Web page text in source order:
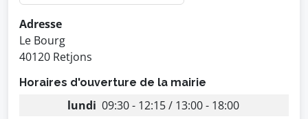
Adresse
Le Bourg
40120 Retjons
Horaires d'ouverture de la mairie
lundi 09:30 - 12:15 / 13:00 - 18:00